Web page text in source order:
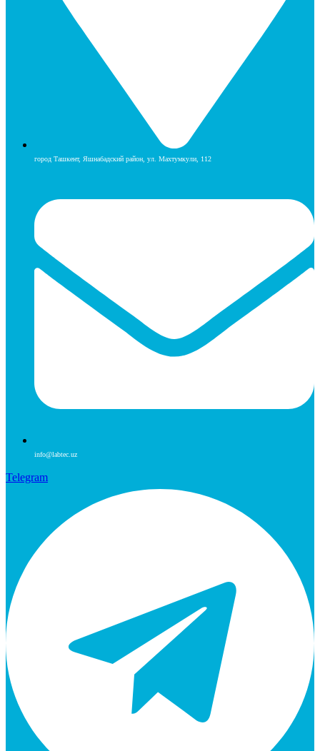
город Ташкент, Яшнабадский район, ул. Махтумкули, 112
info@labtec.uz
Telegram